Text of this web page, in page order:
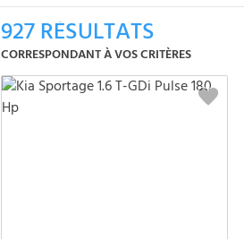
927RÉSULTATS
CORRESPONDANT À VOS CRITÈRES